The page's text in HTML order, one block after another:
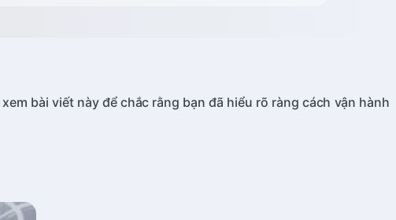
bài viết này để chắc rằng bạn đã hiểu rõ ràng cách vận hành